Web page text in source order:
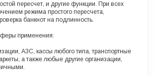
пересчет, и другие функции. При всех
режима простого пересчета,
банкнот на подлинность.
применения:
АЗС, кассы любого типа, транспортные
а также любые другие организации,